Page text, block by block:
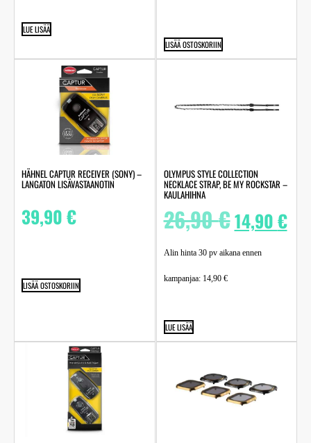
LUE LISÄÄ
LISÄÄ OSTOSKORIIN
HÄHNEL CAPTUR RECEIVER (SONY) –
LANGATON LISÄVASTAANOTIN
39,90€
LISÄÄ OSTOSKORIIN
OLYMPUS STYLE COLLECTION
NECKLACE STRAP, BE MY ROCKSTAR –
KAULAHIHNA
26,90€14,90€
Alin hinta 30 pv aikana ennen
kampanjaa: 14,90 €
LUE LISÄÄ